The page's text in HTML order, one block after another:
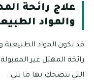
علاج رائحة
والمواد
قد تكون المواد
رائحَة المهبَل غير
التي ننصحكِ بها ما يلي: